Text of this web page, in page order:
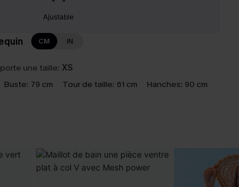
Ajustable
CM IN
une taille: XS
Buste: 79 cm Tour de taille: 61 cm Hanches: 90 cm